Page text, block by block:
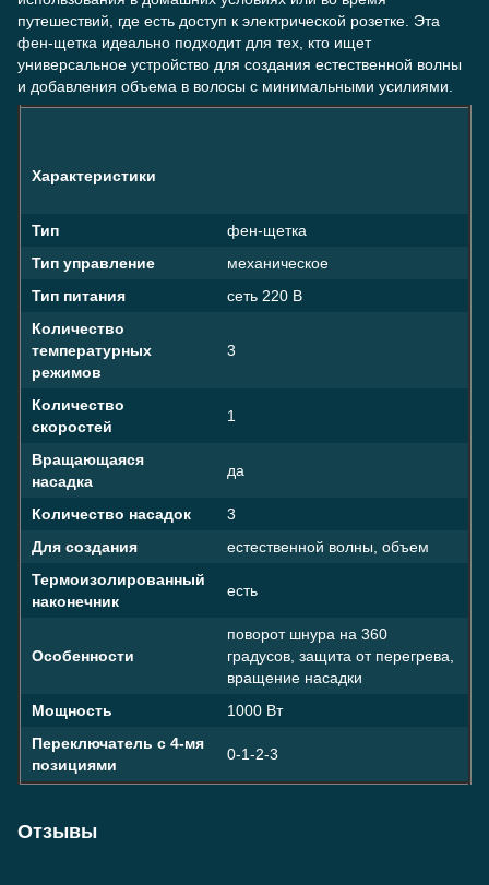
путешествий, где есть доступ к электрической розетке. Эта
фен-щетка идеально подходит для тех, кто ищет
универсальное устройство для создания естественной волны
и добавления объема в волосы с минимальными усилиями.
Характеристики
Тип
фен-щетка
Тип управление
механическое
Тип питания
сеть 220 В
Количество
температурных
режимов
3
Количество
скоростей
1
Вращающаяся
насадка
да
Количество насадок
3
Для создания
естественной волны, объем
Термоизолированный
наконечник
есть
Особенности
поворот шнура на 360
градусов, защита от перегрева,
вращение насадки
Мощность
1000 Вт
Переключатель с 4-мя
позициями
0-1-2-3
Отзывы